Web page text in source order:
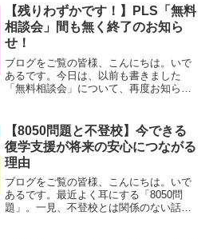
庭で、家庭では解決できない「モヤモ
ヤ」への対応策について考えていきま
す。
【残りわずかです！】PLS「無料
相談会」間も無く終了のお知ら
せ！
ブログをご覧の皆様、こんにちは。いで
あるです。今日は、以前も書きました
「無料相談会」について、再度お知らせ
全て埋まりました。今、お悩みの方が多
い現状が分かり私たちの動く意味を再確
認させていただいております。
【8050問題と不登校】今できる
復学支援が将来の安心につながる
理由
ブログをご覧の皆様、こんにちは。いで
あるです。最近よく耳にする「8050問
題」。一見、不登校とは関係のない話に